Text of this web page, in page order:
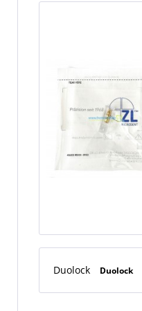
Duolock Duolock